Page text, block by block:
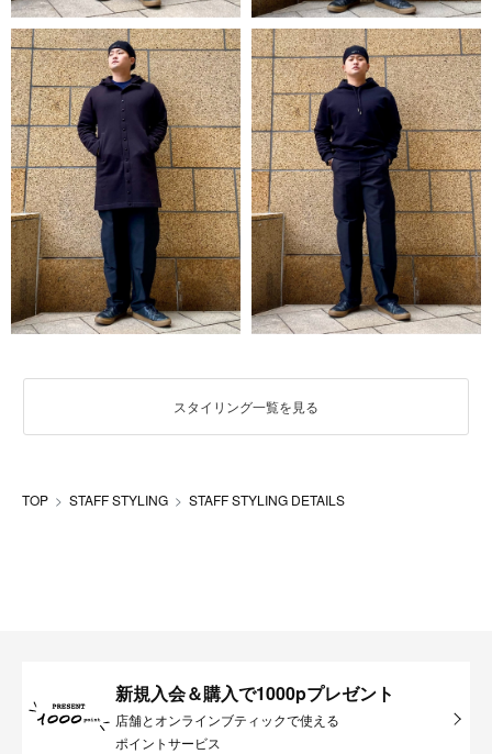
スタイリング一覧を見る
TOP STAFF STYLING STAFF STYLING DETAILS
新規入会＆購入で1000pプレゼント
店舗とオンラインブティックで使える
ポイントサービス